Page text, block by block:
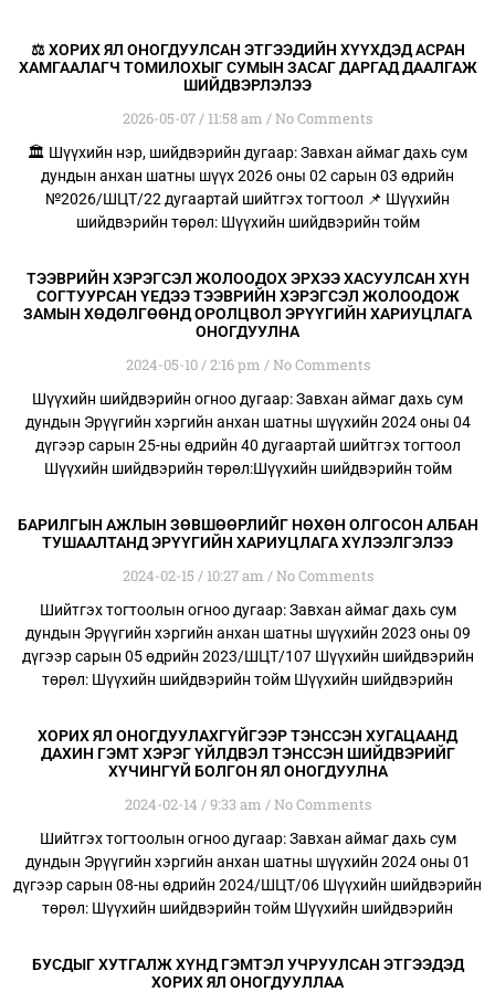
⚖️ ХОРИХ ЯЛ ОНОГДУУЛСАН ЭТГЭЭДИЙН ХҮҮХДЭД АСРАН
ХАМГААЛАГЧ ТОМИЛОХЫГ СУМЫН ЗАСАГ ДАРГАД ДААЛГАЖ
ШИЙДВЭРЛЭЛЭЭ
2026-05-07 11:58 am No Comments
🏛️ Шүүхийн нэр, шийдвэрийн дугаар: Завхан аймаг дахь сум
дундын анхан шатны шүүх 2026 оны 02 сарын 03 өдрийн
№2026/ШЦТ/22 дугаартай шийтгэх тогтоол 📌 Шүүхийн
шийдвэрийн төрөл: Шүүхийн шийдвэрийн тойм
ТЭЭВРИЙН ХЭРЭГСЭЛ ЖОЛООДОХ ЭРХЭЭ ХАСУУЛСАН ХҮН
СОГТУУРСАН ҮЕДЭЭ ТЭЭВРИЙН ХЭРЭГСЭЛ ЖОЛООДОЖ
ЗАМЫН ХӨДӨЛГӨӨНД ОРОЛЦВОЛ ЭРҮҮГИЙН ХАРИУЦЛАГА
ОНОГДУУЛНА
2024-05-10 2:16 pm No Comments
Шүүхийн шийдвэрийн огноо дугаар: Завхан аймаг дахь сум
дундын Эрүүгийн хэргийн анхан шатны шүүхийн 2024 оны 04
дүгээр сарын 25-ны өдрийн 40 дугаартай шийтгэх тогтоол
Шүүхийн шийдвэрийн төрөл:Шүүхийн шийдвэрийн тойм
БАРИЛГЫН АЖЛЫН ЗӨВШӨӨРЛИЙГ НӨХӨН ОЛГОСОН АЛБАН
ТУШААЛТАНД ЭРҮҮГИЙН ХАРИУЦЛАГА ХҮЛЭЭЛГЭЛЭЭ
2024-02-15 10:27 am No Comments
Шийтгэх тогтоолын огноо дугаар: Завхан аймаг дахь сум
дундын Эрүүгийн хэргийн анхан шатны шүүхийн 2023 оны 09
дүгээр сарын 05 өдрийн 2023/ШЦТ/107 Шүүхийн шийдвэрийн
төрөл: Шүүхийн шийдвэрийн тойм Шүүхийн шийдвэрийн
ХОРИХ ЯЛ ОНОГДУУЛАХГҮЙГЭЭР ТЭНССЭН ХУГАЦААНД
ДАХИН ГЭМТ ХЭРЭГ ҮЙЛДВЭЛ ТЭНССЭН ШИЙДВЭРИЙГ
ХҮЧИНГҮЙ БОЛГОН ЯЛ ОНОГДУУЛНА
2024-02-14 9:33 am No Comments
Шийтгэх тогтоолын огноо дугаар: Завхан аймаг дахь сум
дундын Эрүүгийн хэргийн анхан шатны шүүхийн 2024 оны 01
дүгээр сарын 08-ны өдрийн 2024/ШЦТ/06 Шүүхийн шийдвэрийн
төрөл: Шүүхийн шийдвэрийн тойм Шүүхийн шийдвэрийн
БУСДЫГ ХУТГАЛЖ ХҮНД ГЭМТЭЛ УЧРУУЛСАН ЭТГЭЭДЭД
ХОРИХ ЯЛ ОНОГДУУЛЛАА